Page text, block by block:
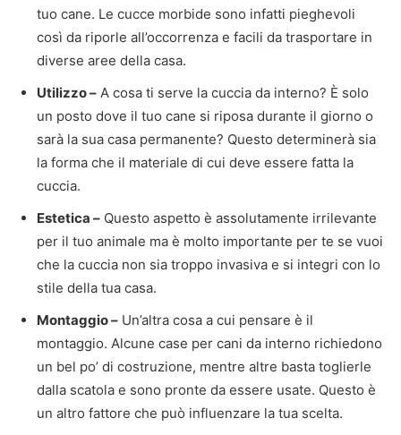
tuo cane. Le cucce morbide sono infatti pieghevoli
così da riporle all’occorrenza e facili da trasportare in
diverse aree della casa.
Utilizzo – A cosa ti serve la cuccia da interno? È solo
un posto dove il tuo cane si riposa durante il giorno o
sarà la sua casa permanente? Questo determinerà sia
la forma che il materiale di cui deve essere fatta la
cuccia.
Estetica – Questo aspetto è assolutamente irrilevante
per il tuo animale ma è molto importante per te se vuoi
che la cuccia non sia troppo invasiva e si integri con lo
stile della tua casa.
Montaggio – Un’altra cosa a cui pensare è il
montaggio. Alcune case per cani da interno richiedono
un bel po’ di costruzione, mentre altre basta toglierle
dalla scatola e sono pronte da essere usate. Questo è
un altro fattore che può influenzare la tua scelta.